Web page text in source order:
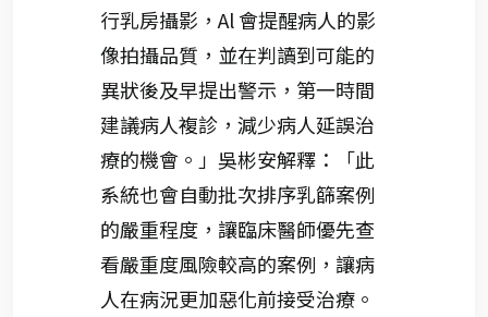
行乳房攝影，Al 會提醒病人的影
像拍攝品質，並在判讀到可能的
異狀後及早提出警示，第一時間
建議病人複診，減少病人延誤治
療的機會。」吳彬安解釋：「此
系統也會自動批次排序乳篩案例
的嚴重程度，讓臨床醫師優先查
看嚴重度風險較高的案例，讓病
人在病況更加惡化前接受治療。